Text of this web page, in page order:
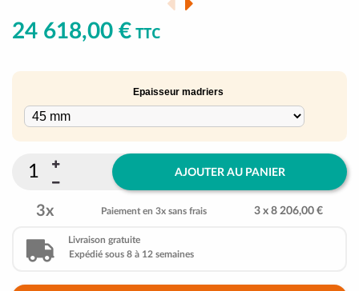
24 618,00 € TTC
Epaisseur madriers
AJOUTER AU PANIER
3x Paiement en 3x sans frais 3 x 8 206,00 €
Livraison gratuite
Expédié sous 8 à 12 semaines